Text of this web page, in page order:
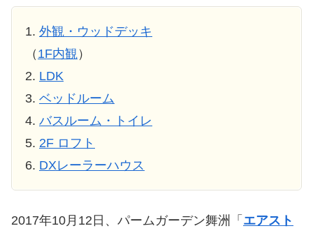
1. 外観・ウッドデッキ
（ 1F内観）
2. LDK
3. ベッドルーム
4. バスルーム・トイレ
5. 2F ロフト
6. DXレーラーハウス
2017年10月12日、パームガーデン舞洲「 エアスト